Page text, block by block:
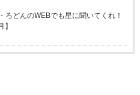
ろどんのWEBでも星に聞いてくれ！
】